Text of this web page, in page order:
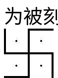
为被